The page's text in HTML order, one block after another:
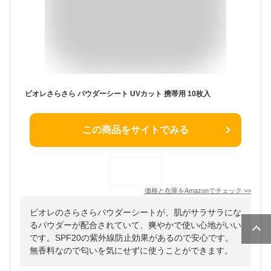
ビオレさらさら パウダーシート UVカット 携帯用 10枚入
この商品をサイトでみる
価格と在庫をAmazonでチェック >>
ビオレのさらさらパウダーシートが、肌がサラサラにな
るパウダーが配合されていて、爽やかで使い心地がいい
です。SPF20の紫外線防止効果があるので安心です。
無香料なので匂いを気にせずに使うことができます。